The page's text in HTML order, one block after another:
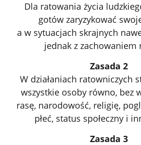
Dla ratowania życia
gotów zaryzykować
a w sytuacjach skrajnych
jednak z zachowaniem
Zasada 2
W działaniach ratowniczych
wszystkie osoby równo, bez
rasę, narodowość, religię,
płeć, status społeczny i
Zasada 3